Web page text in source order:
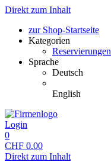
Direkt zum Inhalt
zur Shop-Startseite
Kategorien
Reservierungen
Sprache
Deutsch
English
Login
0
CHF 0.00
Direkt zum Inhalt